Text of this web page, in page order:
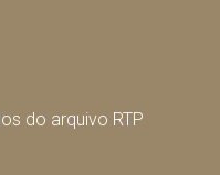
do arquivo RTP